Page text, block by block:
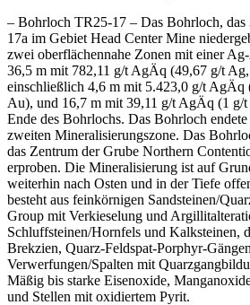
– Bohrloch TR25-17 – Das Bohrloch,
17a im Gebiet Head Center Mine
zwei oberflächennahe Zonen mit einer
36,5 m mit 782,11 g/t AgÄq (49,67 g/t
einschließlich 4,6 m mit 5.423,0 g/t AgÄq
Au), und 16,7 m mit 39,11 g/t AgÄq (1 g/
Ende des Bohrlochs. Das Bohrloch
zweiten Mineralisierungszone. Das
das Zentrum der Grube Northern
erproben. Die Mineralisierung ist auf
weiterhin nach Osten und in der Tiefe
besteht aus feinkörnigen Sandsteinen/
Group mit Verkieselung und
Schluffsteinen/Hornfels und Kalksteinen,
Brekzien, Quarz-Feldspat-Porphyr-
Verwerfungen/Spalten mit
Mäßig bis starke Eisenoxide,
und Stellen mit oxidiertem Pyrit.